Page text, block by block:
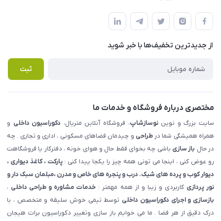
املاک مدنی - نوساز شاپ
لیست محصولات
درباره ما
قوانین و مقررات
حریم خصوصی
راهنما
پرسش های متداول
از جدید‌ترین تخفیف‌ها با‌ خبر شوید
ثبت
مختصری درباره فروشگاه و خدمات ما
سایت بزرگ و نویننوسازشاپ، فروشگاه آنلاین متریال، دکوراسیون داخلی و
همراه همیشگی شما درطراحی و چیدمان فضاهای مسکونی ، اداری و تجاری . چه
در حال باز سازی باشی چه بخوای فقط حال و هوای خونه ، دفترکار یا فروشگاهت
رو عوض کنی ، اینجا می تونی همه چیز را یکجا پیدا کنی :پارکت ، کاغذ دیواری ،
دیوار کوب و پرده های شیک. درب و پنجره های خاص و مدرن ،مبلمان سبک دار و
نور پردازی کاربردی و زیبا و از همه مهمتر : خدمات مشاوره و طراحی داخلی ،
بازسازی و اجرای دکوراسیون داخلی توسط تیمی خوش سلیقه و متخصص ، با
درک دقیق از هر فضا . ما می خوایم باز سازی وتغییر دکوراسیون برات هیجان